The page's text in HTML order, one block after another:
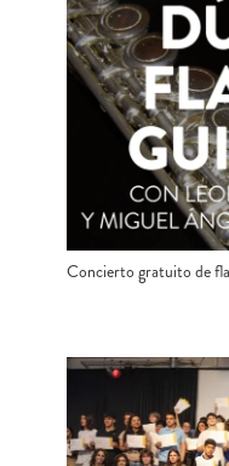
Concierto gratuito de